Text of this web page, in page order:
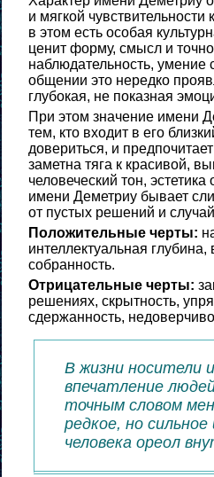
и мягкой
в этом есть особая
ценит форму, смысл и
наблюдательность, умение
общении это нередко
глубокая, не показная
При этом значение имени
тем, кто входит в его
довериться, и
заметна тяга к красивой,
человеческий тон,
имени Деметриу бывает
от пустых решений и
Положительные черты:
интеллектуальная
собранность.
Отрицательные черты:
решениях, скрытность,
сдержанность,
В жизни носители
впечатление
точным словом
редкое, но
человека ореол